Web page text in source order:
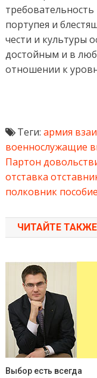
портупея и
чести и культуры
достойным и в
отношении к
Теги: армия
военнослужащие
Партон
отставка
полковник пособие
ЧИТАЙТЕ
Выбор есть всегда